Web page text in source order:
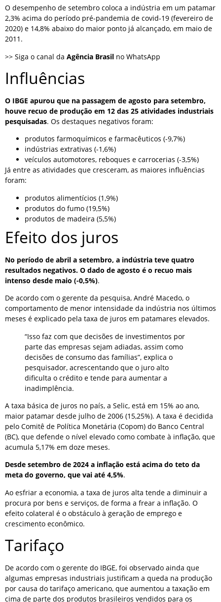
O desempenho de setembro coloca a indústria em um patamar
2,3% acima do período pré-pandemia de covid-19 (fevereiro de
2020) e 14,8% abaixo do maior ponto já alcançado, em maio de
2011.
>> Siga o canal da Agência Brasil no WhatsApp
Influências
O IBGE apurou que na passagem de agosto para setembro,
houve recuo de produção em 12 das 25 atividades industriais
pesquisadas. Os destaques negativos foram:
produtos farmoquímicos e farmacêuticos (-9,7%)
indústrias extrativas (-1,6%)
veículos automotores, reboques e carrocerias (-3,5%)
Já entre as atividades que cresceram, as maiores influências
foram:
produtos alimentícios (1,9%)
produtos do fumo (19,5%)
produtos de madeira (5,5%)
Efeito dos juros
No período de abril a setembro, a indústria teve quatro
resultados negativos. O dado de agosto é o recuo mais
intenso desde maio (-0,5%).
De acordo com o gerente da pesquisa, André Macedo, o
comportamento de menor intensidade da indústria nos últimos
meses é explicado pela taxa de juros em patamares elevados.
“Isso faz com que decisões de investimentos por
parte das empresas sejam adiadas, assim como
decisões de consumo das famílias”, explica o
pesquisador, acrescentando que o juro alto
dificulta o crédito e tende para aumentar a
inadimplência.
A taxa básica de juros no país, a Selic, está em 15% ao ano,
maior patamar desde julho de 2006 (15,25%). A taxa é decidida
pelo Comitê de Política Monetária (Copom) do Banco Central
(BC), que defende o nível elevado como combate à inflação, que
acumula 5,17% em doze meses.
Desde setembro de 2024 a inflação está acima do teto da
meta do governo, que vai até 4,5%.
Ao esfriar a economia, a taxa de juros alta tende a diminuir a
procura por bens e serviços, de forma a frear a inflação. O
efeito colateral é o obstáculo à geração de emprego e
crescimento econômico.
Tarifaço
De acordo com o gerente do IBGE, foi observado ainda que
algumas empresas industriais justificam a queda na produção
por causa do tarifaço americano, que aumentou a taxação em
cima de parte dos produtos brasileiros vendidos para os